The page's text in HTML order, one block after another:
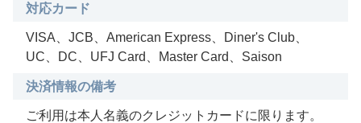
対応カード
VISA、JCB、American Express、Diner's Club、
UC、DC、UFJ Card、Master Card、Saison
決済情報の備考
ご利用は本人名義のクレジットカードに限ります。